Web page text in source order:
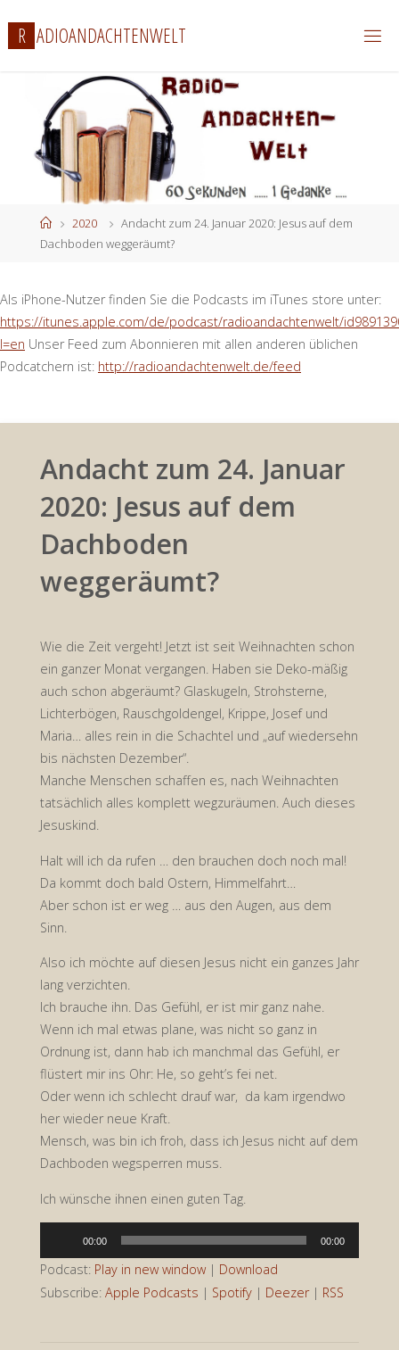
Inhalt
springen
R ADIOANDACHTENWELT
Start2020
Andacht zum 24. Januar 2020: Jesus auf dem
Dachboden weggeräumt?
Als iPhone-Nutzer finden Sie die Podcasts im iTunes store unter:
https://itunes.apple.com/de/podcast/radioandachtenwelt/
l=en Unser Feed zum Abonnieren mit allen anderen üblichen
Podcatchern ist: http://radioandachtenwelt.de/feed
Andacht zum 24. Januar
2020: Jesus auf dem
Dachboden
weggeräumt?
Wie die Zeit vergeht! Jetzt ist seit Weihnachten schon
ein ganzer Monat vergangen. Haben sie Deko-mäßig
auch schon abgeräumt? Glaskugeln, Strohsterne,
Lichterbögen, Rauschgoldengel, Krippe, Josef und
Maria… alles rein in die Schachtel und „auf wiedersehn
bis nächsten Dezember“.
Manche Menschen schaffen es, nach Weihnachten
tatsächlich alles komplett wegzuräumen. Auch dieses
Jesuskind.
Halt will ich da rufen … den brauchen doch noch mal!
Da kommt doch bald Ostern, Himmelfahrt…
Aber schon ist er weg … aus den Augen, aus dem
Sinn.
Also ich möchte auf diesen Jesus nicht ein ganzes Jahr
lang verzichten.
Ich brauche ihn. Das Gefühl, er ist mir ganz nahe.
Wenn ich mal etwas plane, was nicht so ganz in
Ordnung ist, dann hab ich manchmal das Gefühl, er
flüstert mir ins Ohr: He, so geht’s fei net.
Oder wenn ich schlecht drauf war, da kam irgendwo
her wieder neue Kraft.
Mensch, was bin ich froh, dass ich Jesus nicht auf dem
Dachboden wegsperren muss.
Ich wünsche ihnen einen guten Tag.
Player
00:00 00:00
Podcast: Play in new window| Download
Subscribe: Apple Podcasts | Spotify| Deezer| RSS